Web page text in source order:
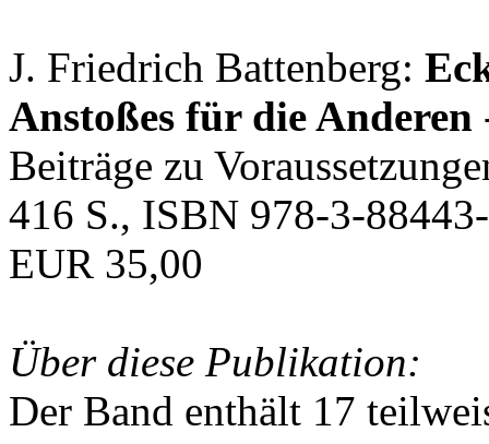
J. Friedrich Battenberg:
Anstoßes für die Anderen
Beiträge zu
416 S., ISBN 978-3-
EUR 35,00
Über diese Publikation:
Der Band enthält 17